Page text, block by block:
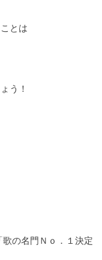
とは
う！
の名門Ｎｏ．１決定